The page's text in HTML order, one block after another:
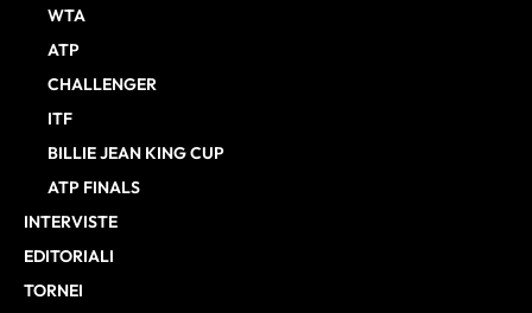
WTA
ATP
CHALLENGER
ITF
BILLIE JEAN KING CUP
ATP FINALS
INTERVISTE
EDITORIALI
TORNEI